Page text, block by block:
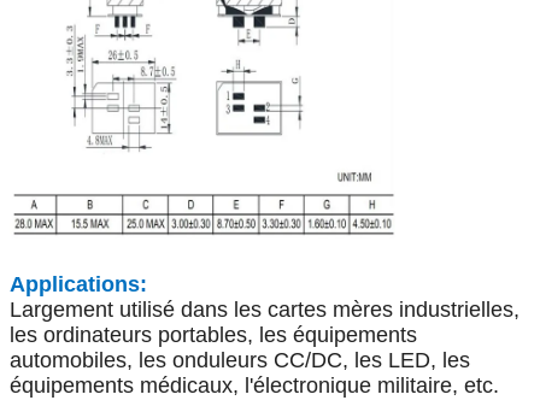
Applications:
Largement utilisé dans les cartes mères industrielles,
les ordinateurs portables, les équipements
automobiles, les onduleurs CC/DC, les LED, les
équipements médicaux, l'électronique militaire, etc.